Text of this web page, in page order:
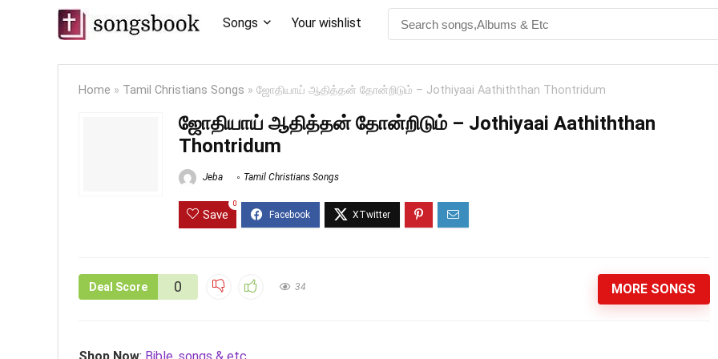
Songs Your wishlist
Home » Tamil Christians Songs » ஜோதியாய் ஆதித்தன் தோன்றிடும் – Jothiyaai Aathiththan Thontridum
ஜோதியாய் ஆதித்தன் தோன்றிடும் – Jothiyaai Aathiththan
Thontridum
Jeba Tamil Christians Songs
Save
0
Deal Score 0 34 MORE SONGS